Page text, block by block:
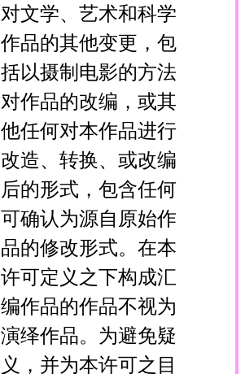
对文学、艺术和科学
作品的其他变更，包
括以摄制电影的方法
对作品的改编，或其
他任何对本作品进行
改造、转换、或改编
后的形式，包含任何
可确认为源自原始作
品的修改形式。在本
许可定义之下构成汇
编作品的作品不视为
演绎作品。为避免疑
义，并为本许可之目